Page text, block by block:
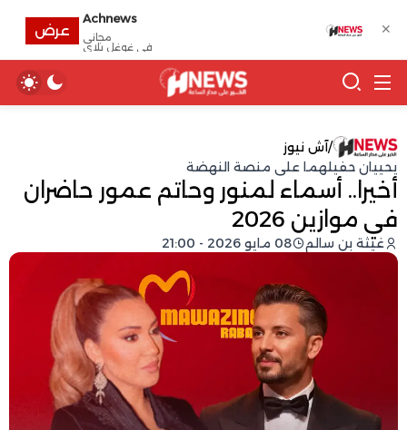
/آش نيوز
يحييان حفيلهما على منصة النهضة
أخيرا.. أسماء لمنور وحاتم عمور حاضران
في موازين 2026
غيثة بن سالم 08 مايو 2026 - 21:00
✕
Achnews
مجانى
في غوغل بلاي
عرض